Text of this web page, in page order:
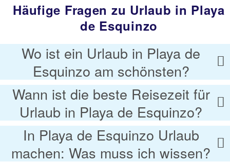
Häufige Fragen zu Urlaub in Playa
de Esquinzo
Wo ist ein Urlaub in Playa de
Esquinzo am schönsten?
Wann ist die beste Reisezeit für
Urlaub in Playa de Esquinzo?
In Playa de Esquinzo Urlaub
machen: Was muss ich wissen?